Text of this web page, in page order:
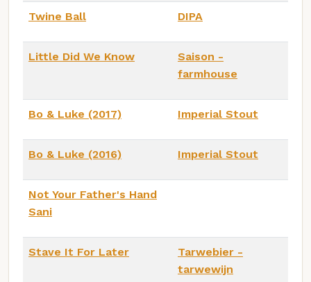
Twine Ball DIPA
Little Did We Know
Saison -
farmhouse
Bo & Luke (2017) Imperial Stout
Bo & Luke (2016) Imperial Stout
Not Your Father's Hand
Sani
Stave It For Later
Tarwebier -
tarwewijn